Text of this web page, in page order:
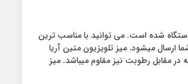
کار شده است که باعث زیبایی بیشتر دستگاه شده است. می توانید با مناسب ترین
ارسال میشود. میز تلویزیون متین آریا
یک محصول بی نظیر است که در مقابل رطوبت نیز مقاوم میباشد. میز